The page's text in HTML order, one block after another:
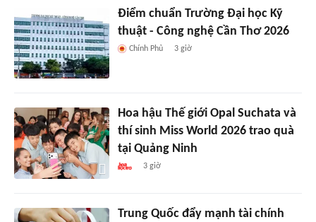
Điểm chuẩn Trường Đại học Kỹ
thuật - Công nghệ Cần Thơ 2026
Chính Phủ 3 giờ
Hoa hậu Thế giới Opal Suchata và
thí sinh Miss World 2026 trao quà
tại Quảng Ninh
3 giờ
Trung Quốc đẩy mạnh tài chính